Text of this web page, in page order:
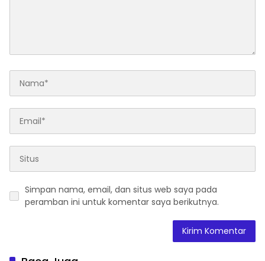
Simpan nama, email, dan situs web saya pada
peramban ini untuk komentar saya berikutnya.